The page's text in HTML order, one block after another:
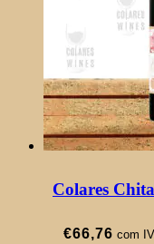
Colares
€66,76 com